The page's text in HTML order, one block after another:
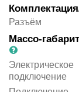
Разъём
Массо-
Электрическое
подключение